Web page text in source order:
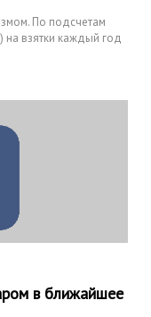
По подсчетам
взятки каждый год
в ближайшее